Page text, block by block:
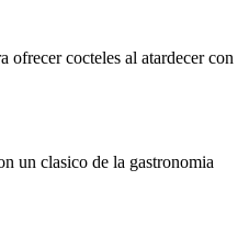
ofrecer cocteles al atardecer con
un clasico de la gastronomia